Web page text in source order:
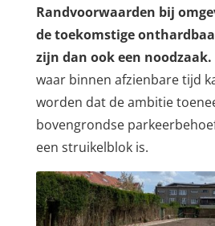
Randvoorwaarden bij
de toekomstige
zijn dan ook een noodzaak.
waar binnen afzienbare tijd
worden dat de ambitie
bovengrondse
een struikelblok is.